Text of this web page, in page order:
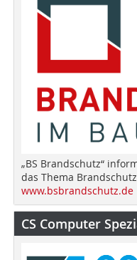
„BS Brandschutz“
das Thema
www.bsbrandschutz.de
CS Computer